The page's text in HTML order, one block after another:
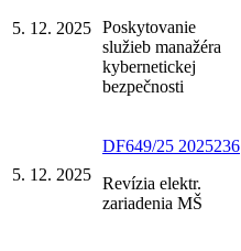
5. 12. 2025 Poskytovanie
služieb manažéra
kybernetickej
bezpečnosti
5. 12. 2025
DF649/25 2025236
Revízia elektr.
zariadenia MŠ